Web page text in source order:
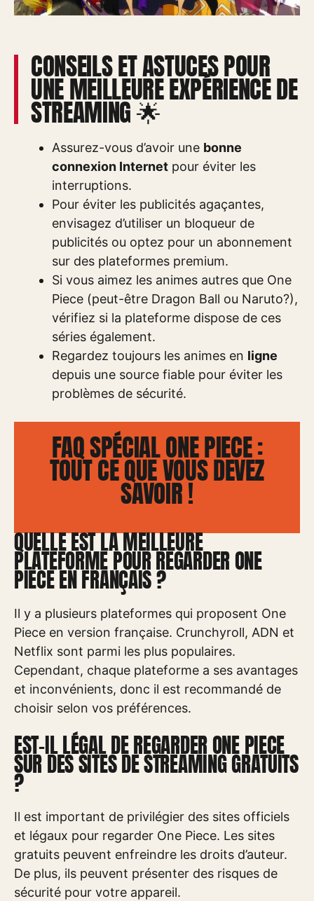
CONSEILS ET ASTUCES POUR
UNE MEILLEURE EXPÉRIENCE DE
STREAMING 🌟
Assurez-vous d’avoir une bonne
connexion Internet pour éviter les
interruptions.
Pour éviter les publicités agaçantes,
envisagez d’utiliser un bloqueur de
publicités ou optez pour un abonnement
sur des plateformes premium.
Si vous aimez les animes autres que One
Piece (peut-être Dragon Ball ou Naruto?),
vérifiez si la plateforme dispose de ces
séries également.
Regardez toujours les animes en ligne
depuis une source fiable pour éviter les
problèmes de sécurité.
FAQ SPÉCIAL ONE PIECE :
TOUT CE QUE VOUS DEVEZ
SAVOIR !
QUELLE EST LA MEILLEURE
PLATEFORME POUR REGARDER ONE
PIECE EN FRANÇAIS ?
Il y a plusieurs plateformes qui proposent One
Piece en version française. Crunchyroll, ADN et
Netflix sont parmi les plus populaires.
Cependant, chaque plateforme a ses avantages
et inconvénients, donc il est recommandé de
choisir selon vos préférences.
EST-IL LÉGAL DE REGARDER ONE PIECE
SUR DES SITES DE STREAMING GRATUITS
?
Il est important de privilégier des sites officiels
et légaux pour regarder One Piece. Les sites
gratuits peuvent enfreindre les droits d’auteur.
De plus, ils peuvent présenter des risques de
sécurité pour votre appareil.